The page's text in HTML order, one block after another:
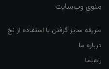
منوی وب‌سایت
طریقه سایز گرفتن با استفاده از نخ
درباره ما
راهنما